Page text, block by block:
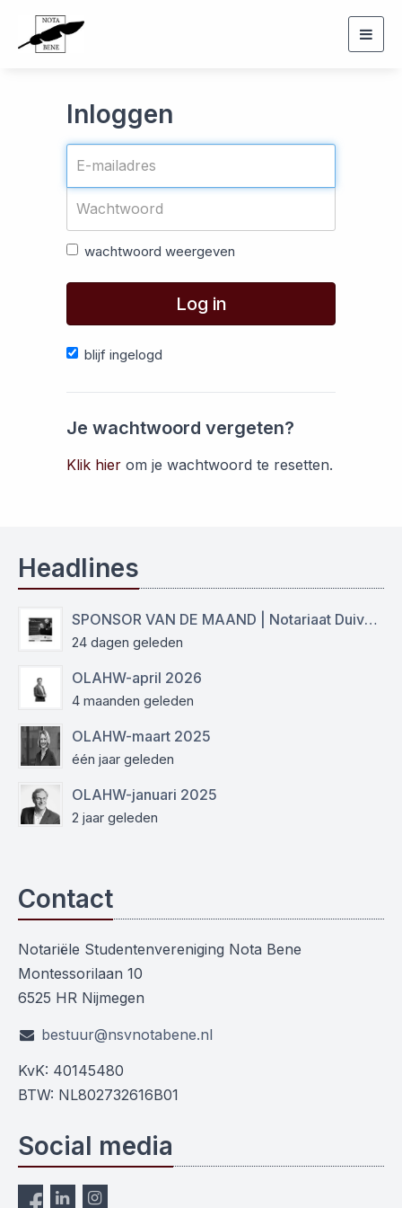
Inloggen
wachtwoord weergeven
Log in
blijf ingelogd
Je wachtwoord vergeten?
Klik hier om je wachtwoord te resetten.
Headlines
SPONSOR VAN DE MAAND | Notariaat Duiven Westervoort
24 dagen geleden
OLAHW-april 2026
4 maanden geleden
OLAHW-maart 2025
één jaar geleden
OLAHW-januari 2025
2 jaar geleden
Contact
Notariële Studentenvereniging Nota Bene
Montessorilaan 10
6525 HR Nijmegen
bestuur@nsvnotabene.nl
KvK: 40145480
BTW: NL802732616B01
Social media